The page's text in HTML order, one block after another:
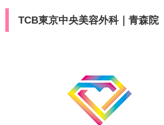
TCB東京中央美容外科｜青森院